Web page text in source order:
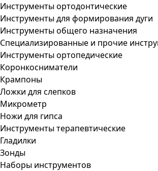
Инструменты ортодонтические
Инструменты для формирования дуги
Инструменты общего назначения
Специализированные и прочие
Инструменты ортопедические
Коронкосниматели
Крампоны
Ложки для слепков
Микрометр
Ножи для гипса
Инструменты терапевтические
Гладилки
Зонды
Наборы инструментов